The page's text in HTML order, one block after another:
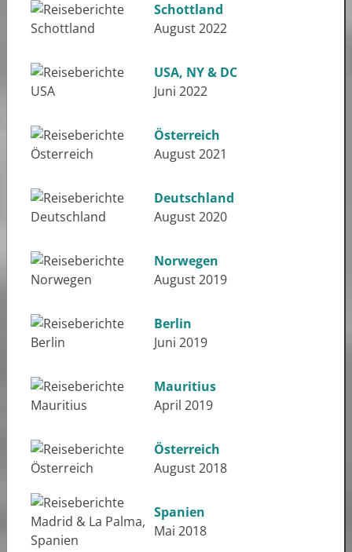
Schottland
August 2022
USA, NY & DC
Juni 2022
Österreich
August 2021
Deutschland
August 2020
Norwegen
August 2019
Berlin
Juni 2019
Mauritius
April 2019
Österreich
August 2018
Spanien
Mai 2018